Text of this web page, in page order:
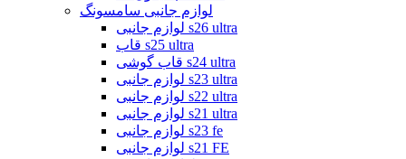
لوازم جانبی سامسونگ
لوازم جانبی s26 ultra
قاب s25 ultra
قاب گوشی s24 ultra
لوازم جانبی s23 ultra
لوازم جانبی s22 ultra
لوازم جانبی s21 ultra
لوازم جانبی s23 fe
لوازم جانبی s21 FE